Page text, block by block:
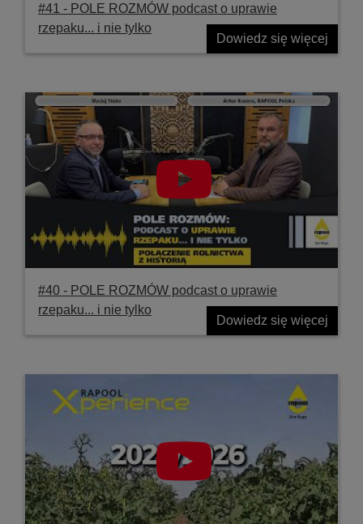
#41 ‐ POLE ROZMÓW podcast o uprawie
rzepaku... i nie tylko
Dowiedz się więcej
#40 ‐ POLE ROZMÓW podcast o uprawie
rzepaku... i nie tylko
Dowiedz się więcej